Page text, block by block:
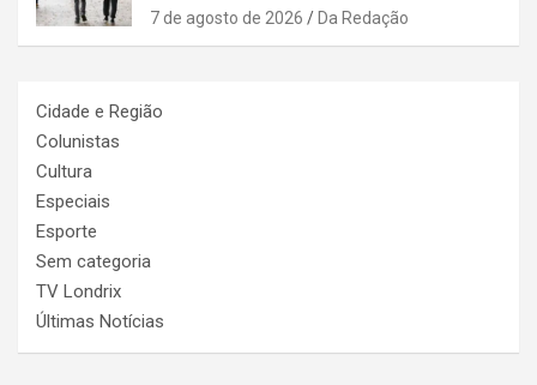
7 de agosto de 2026 Da Redação
Cidade e Região
Colunistas
Cultura
Especiais
Esporte
Sem categoria
TV Londrix
Últimas Notícias